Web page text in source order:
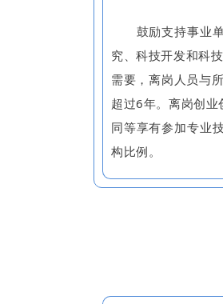
鼓励支持事业单
究、科技开发和科
需要，离岗人员与
超过6年。离岗创
同等享有参加专业
构比例。